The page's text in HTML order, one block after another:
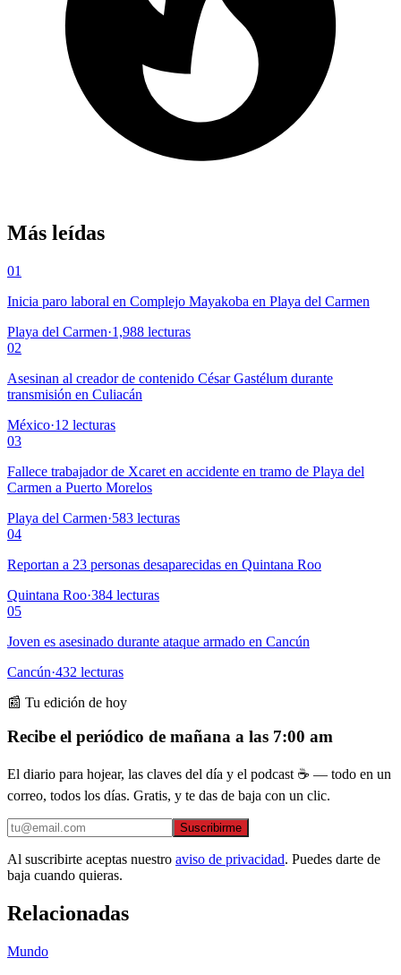
Más leídas
01
Inicia paro laboral en Complejo Mayakoba en Playa del Carmen
Playa del Carmen·1,988 lecturas
02
Asesinan al creador de contenido César Gastélum durante
transmisión en Culiacán
México·12 lecturas
03
Fallece trabajador de Xcaret en accidente en tramo de Playa del
Carmen a Puerto Morelos
Playa del Carmen·583 lecturas
04
Reportan a 23 personas desaparecidas en Quintana Roo
Quintana Roo·384 lecturas
05
Joven es asesinado durante ataque armado en Cancún
Cancún·432 lecturas
📰 Tu edición de hoy
Recibe el periódico de mañana a las 7:00 am
El diario para hojear, las claves del día y el podcast ☕ — todo en un
correo, todos los días. Gratis, y te das de baja con un clic.
Suscribirme
Al suscribirte aceptas nuestro aviso de privacidad. Puedes darte de
baja cuando quieras.
Relacionadas
Mundo